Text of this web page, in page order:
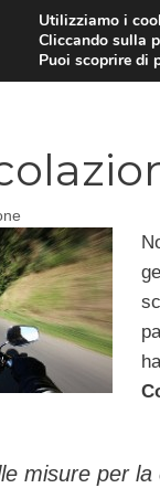
misure per
Utilizziamo i
Cliccando sulla
Puoi scoprire di